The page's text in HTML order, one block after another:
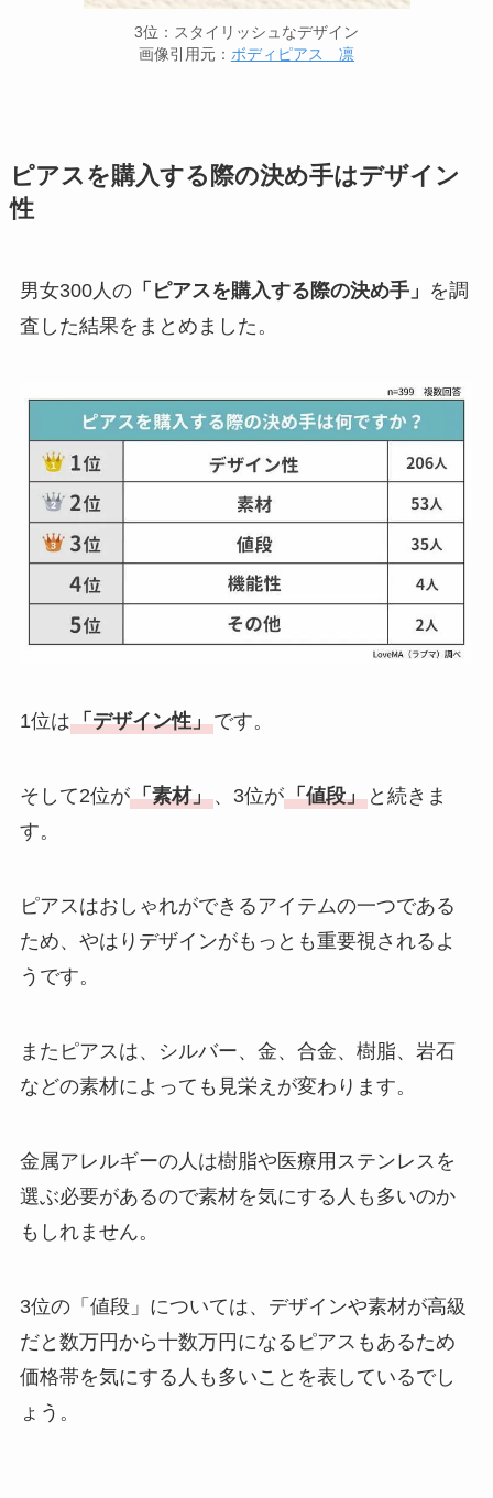
3位：スタイリッシュなデザイン
画像引用元： ボディピアス 凛
ピアスを購入する際の決め手はデザイン
性
男女300人の「ピアスを購入する際の決め手」 を調
査した結果をまとめました。
1位は「デザイン性」です。
そして2位が「素材」、3位が「値段」と続きま
す。
ピアスはおしゃれができるアイテムの一つである
ため、やはりデザインがもっとも重要視されるよ
うです。
またピアスは、シルバー、金、合金、樹脂、岩石
などの素材によっても見栄えが変わります。
金属アレルギーの人は樹脂や医療用ステンレスを
選ぶ必要があるので素材を気にする人も多いのか
もしれません。
3位の「値段」については、デザインや素材が高級
だと数万円から十数万円になるピアスもあるため
価格帯を気にする人も多いことを表しているでし
ょう。